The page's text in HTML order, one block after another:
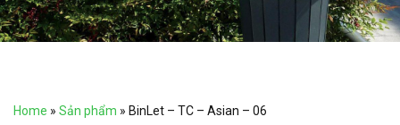
Home » Sản phẩm » BinLet – TC – Asian – 06